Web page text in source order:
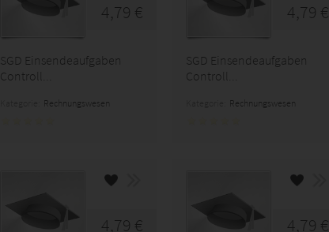
4,79 €
SGD Einsendeaufgaben
Controll...
Rechnungswesen
4,79 €
SGD Einsendeaufgaben
Controll...
Rechnungswesen
4,79 € 4,79 €